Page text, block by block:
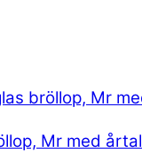
Mr med årtal